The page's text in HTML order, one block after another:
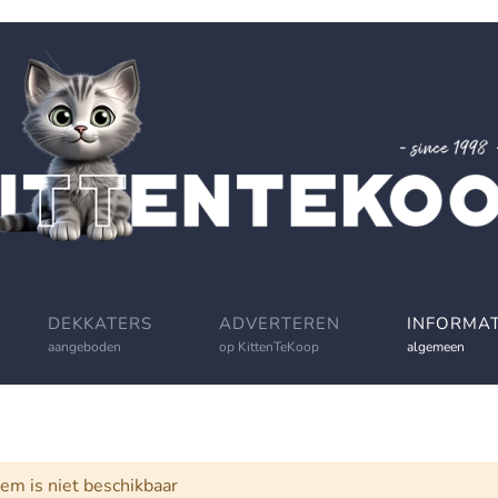
DEKKATERS
aangeboden
ADVERTEREN
op KittenTeKoop algemeen
is niet beschikbaar